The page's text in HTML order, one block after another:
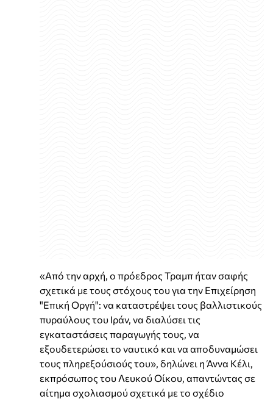
«Από την αρχή, ο πρόεδρος Τραμπ ήταν σαφής
σχετικά με τους στόχους του για την Επιχείρηση
"Επική Οργή": να καταστρέψει τους βαλλιστικούς
πυραύλους του Ιράν, να διαλύσει τις
εγκαταστάσεις παραγωγής τους, να
εξουδετερώσει το ναυτικό και να αποδυναμώσει
τους πληρεξούσιούς του», δηλώνει η Άννα Κέλι,
εκπρόσωπος του Λευκού Οίκου, απαντώντας σε
αίτημα σχολιασμού σχετικά με το σχέδιο